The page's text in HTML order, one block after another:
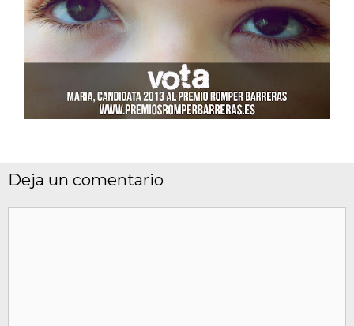
Deja un comentario